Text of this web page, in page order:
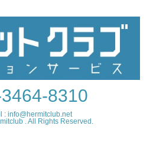
8310
: info@hermitclub.net
. All Rights Reserved.